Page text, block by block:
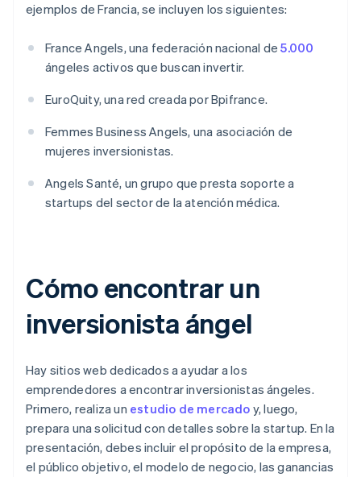
ejemplos de Francia, se incluyen los siguientes:
France Angels, una federación nacional de5.000
ángeles activos que buscan invertir.
EuroQuity, una red creada por Bpifrance.
Femmes Business Angels, una asociación de
mujeres inversionistas.
Angels Santé, un grupo que presta soporte a
startups del sector de la atención médica.
Cómo encontrar un
inversionista ángel
Hay sitios web dedicados a ayudar a los
emprendedores a encontrar inversionistas ángeles.
Primero, realiza un estudio de mercado y, luego,
prepara una solicitud con detalles sobre la startup. En la
presentación, debes incluir el propósito de la empresa,
el público objetivo, el modelo de negocio, las ganancias